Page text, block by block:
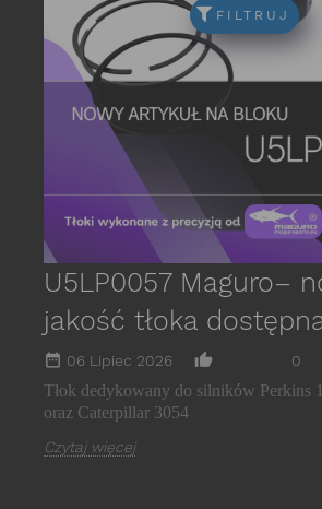
U5LP0057 Maguro–
jakość tłoka
date_range 06 Lipiec 2026 thumb_up_alt 0
Tłok dedykowany do silników Perkins
oraz Caterpillar 3054
Czytaj więcej
FILTRUJ